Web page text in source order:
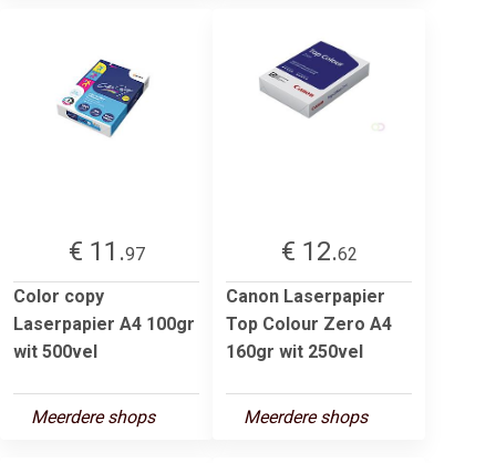
€ 11.97
Color copy
Laserpapier A4 100gr
wit 500vel
Meerdere shops
€ 12.62
Canon Laserpapier
Top Colour Zero A4
160gr wit 250vel
Meerdere shops